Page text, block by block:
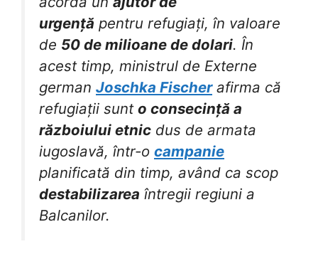
urgență pentru refugiați, în valoare
de 50 de milioane de dolari. În
acest timp, ministrul de Externe
german Joschka Fischerafirma că
refugiații sunt o consecință a
războiului etnic dus de armata
iugoslavă, într-o campanie
planificată din timp, având ca scop
destabilizarea întregii regiuni a
Balcanilor.